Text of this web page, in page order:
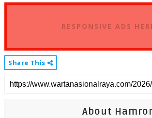
RESPONSIVE ADS
Share This
About